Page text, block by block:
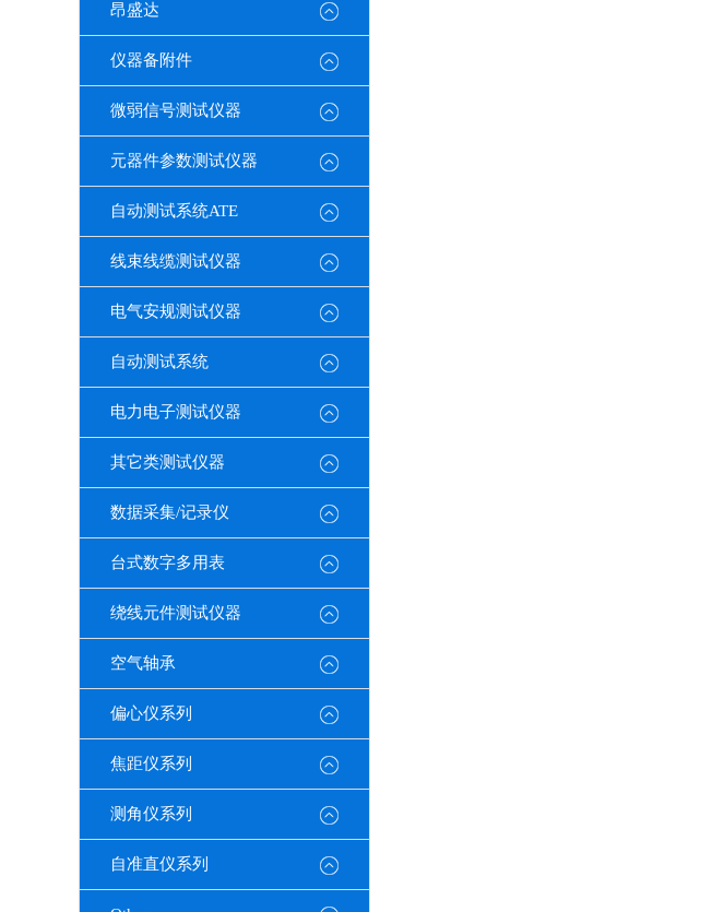
昂盛达
仪器备附件
微弱信号测试仪器
元器件参数测试仪器
自动测试系统ATE
线束线缆测试仪器
电气安规测试仪器
自动测试系统
电力电子测试仪器
其它类测试仪器
数据采集/记录仪
台式数字多用表
绕线元件测试仪器
空气轴承
偏心仪系列
焦距仪系列
测角仪系列
自准直仪系列